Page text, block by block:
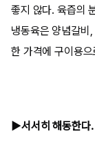
좋지 않다. 육즙의
냉동육은 양념갈비
한 가격에 구이용
▶서서히 해동한다.